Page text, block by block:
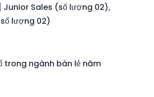
Junior Sales (số lượng 02),
lượng 02)
trong ngành bán lẻ năm